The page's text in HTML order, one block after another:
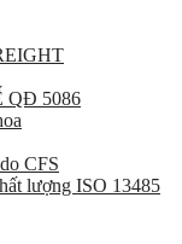
QĐ 5086
CFS
lượng ISO 13485